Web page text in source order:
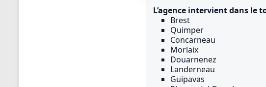
L’agence intervient dans le
Brest
Quimper
Concarneau
Morlaix
Douarnenez
Landerneau
Guipavas